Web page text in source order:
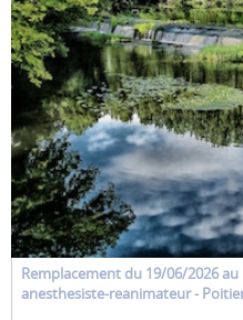
Remplacement du 19/06/2026
anesthesiste-reanimateur-